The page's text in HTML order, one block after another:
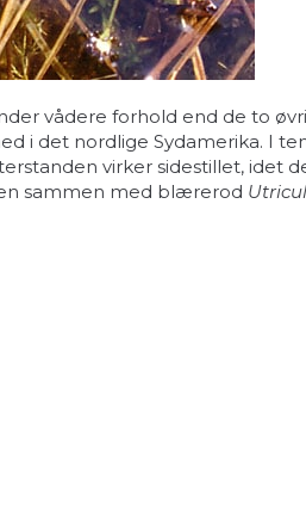
vådere forhold end de to
i det nordlige Sydamerika.
virker sidestillet, idet
sammen med blærerod